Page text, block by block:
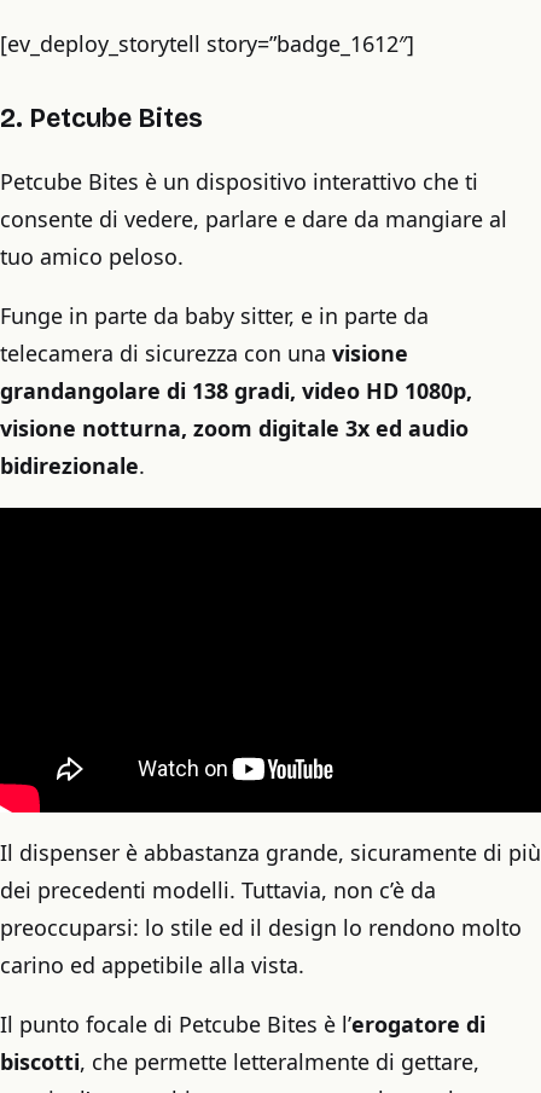
[ev_deploy_storytell story=”badge_1612″]
2. Petcube Bites
Petcube Bites è un dispositivo interattivo che ti
consente di vedere, parlare e dare da mangiare al
tuo amico peloso.
Funge in parte da baby sitter, e in parte da
telecamera di sicurezza con una visione
grandangolare di 138 gradi, video HD 1080p,
visione notturna, zoom digitale 3x ed audio
bidirezionale.
Il dispenser è abbastanza grande, sicuramente di più
dei precedenti modelli. Tuttavia, non c’è da
preoccuparsi: lo stile ed il design lo rendono molto
carino ed appetibile alla vista.
Il punto focale di Petcube Bites è l’erogatore di
biscotti, che permette letteralmente di gettare,